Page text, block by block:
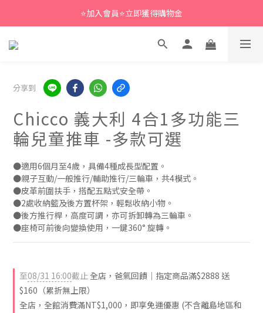
⭐加入會員⭐立即獲得購物金
分享到
Chicco 義大利 4合1多功能三
輪兒童推車 -多款可選
●適用6個月至4歲，具備4種成長型配置。
●親子互動/一般推行/輔助推行/三輪車，共4模式。
●皮革前圍扶手，搭配五點式安全帶。
●2處收納籃及後方置杯架，輕鬆收納小物。
●後方推行桿，高度可調，亦可拆卸轉為三輪車。
●座椅可前後向變換使用，一鍵360° 旋轉。
至08/31 16:00截止 全店，爸氣回饋｜指定商品滿$2888 送
$160（累折無上限）
全店，全館消費滿NT$1,000，即享免運優惠 (不含離島地區和